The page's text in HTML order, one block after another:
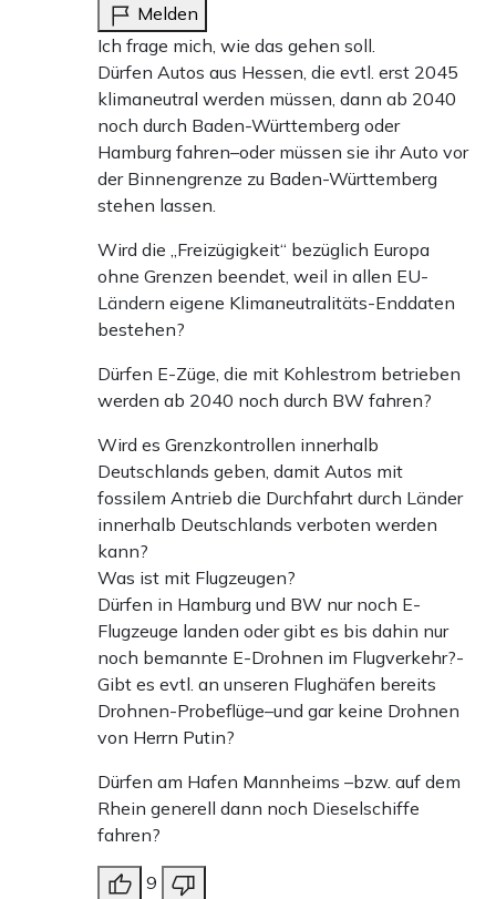
Melden
Ich frage mich, wie das gehen soll.
Dürfen Autos aus Hessen, die evtl. erst 2045
klimaneutral werden müssen, dann ab 2040
noch durch Baden-Württemberg oder
Hamburg fahren–oder müssen sie ihr Auto vor
der Binnengrenze zu Baden-Württemberg
stehen lassen.
Wird die „Freizügigkeit“ bezüglich Europa
ohne Grenzen beendet, weil in allen EU-
Ländern eigene Klimaneutralitäts-Enddaten
bestehen?
Dürfen E-Züge, die mit Kohlestrom betrieben
werden ab 2040 noch durch BW fahren?
Wird es Grenzkontrollen innerhalb
Deutschlands geben, damit Autos mit
fossilem Antrieb die Durchfahrt durch Länder
innerhalb Deutschlands verboten werden
kann?
Was ist mit Flugzeugen?
Dürfen in Hamburg und BW nur noch E-
Flugzeuge landen oder gibt es bis dahin nur
noch bemannte E-Drohnen im Flugverkehr?-
Gibt es evtl. an unseren Flughäfen bereits
Drohnen-Probeflüge–und gar keine Drohnen
von Herrn Putin?
Dürfen am Hafen Mannheims –bzw. auf dem
Rhein generell dann noch Dieselschiffe
fahren?
9